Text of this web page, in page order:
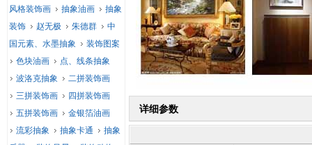
详细参数
风格装饰画
抽象油画
抽象
装饰
赵无极 朱德群
中
国元素、水墨抽象
装饰图案
色块油画
点、线条抽象
波洛克抽象
二拼装饰画
三拼装饰画
四拼装饰画
五拼装饰画
金银箔油画
流彩抽象
抽象卡通
抽象